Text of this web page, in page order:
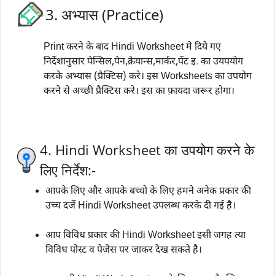
3. अभ्यास (Practice)
Print करने के बाद Hindi Worksheet मे दिये गए
निर्देशानुसार पेन्सिल,पेन,क्रेयान्स,मार्कर,पेंट इ. का उयपयोग
करके अभ्यास (प्रैक्टिस) करे। इस Worksheets का उपयोग
करने से अच्छी प्रैक्टिस करे। इस का फ़ायदा जरूर होगा।
4. Hindi Worksheet का उपयोग करने के
लिए निर्देश:-
आपके लिए और आपके बच्चो के लिए हमने अनेक प्रकार की
उच्च दर्जे Hindi Worksheet उपलब्ध करके दी गई है।
आप विविध प्रकार की Hindi Worksheet इसी जगह त्या
विविध पोस्ट व पेजेस पर जाकर देख सकते है।